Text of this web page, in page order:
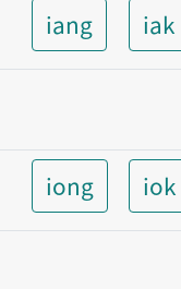
iang iak
iong iok